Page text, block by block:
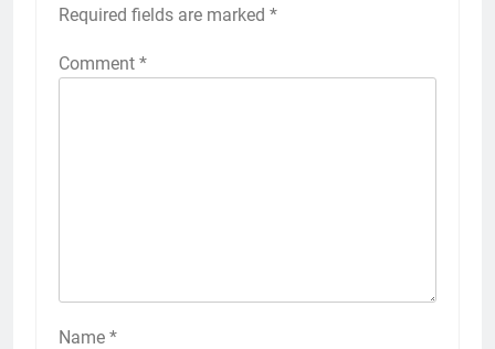
Required fields are marked *
Comment *
Name *